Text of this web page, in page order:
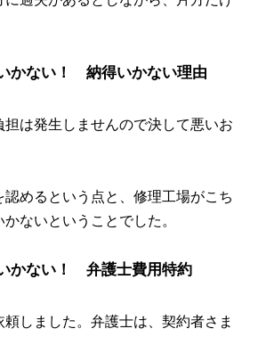
かない！ 納得いかない理由
は発生しませんので決して悪いお
めるという点と、修理工場がこち
ないということでした。
かない！ 弁護士費用特約
しました。弁護士は、契約者さま